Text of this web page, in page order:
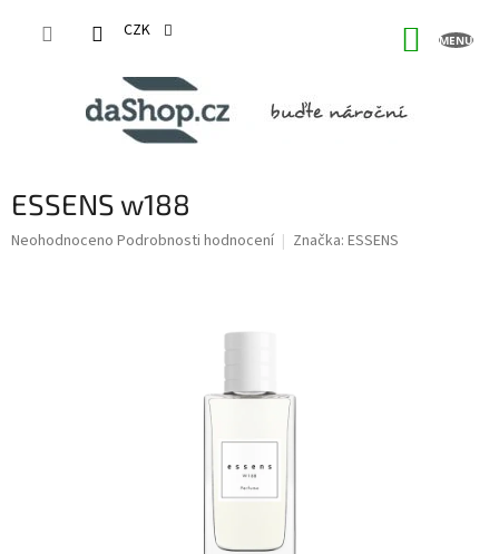
CZK
ESSENS w188
Průměrné
Neohodnoceno Podrobnosti hodnocení Značka: ESSENS